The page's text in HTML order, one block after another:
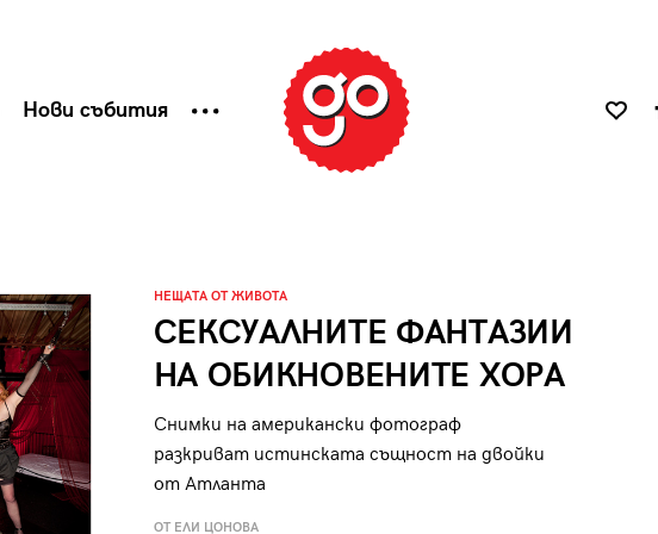
Нови събития
НЕЩАТА ОТ ЖИВОТА
СЕКСУАЛНИТЕ ФАНТАЗИИ
НА ОБИКНОВЕНИТЕ ХОРА
Снимки на американски фотограф
разкриват истинската същност на двойки
от Атланта
ОТ ЕЛИ ЦОНОВА